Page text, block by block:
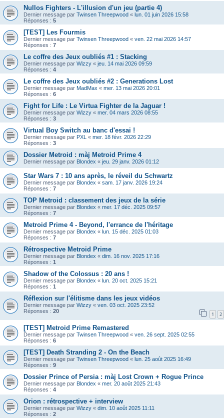
Nullos Fighters - L'illusion d'un jeu (partie 4)
Dernier message par Twinsen Threepwood « lun. 01 juin 2026 15:58
Réponses : 5
[TEST] Les Fourmis
Dernier message par Twinsen Threepwood « ven. 22 mai 2026 14:57
Réponses : 7
Le coffre des Jeux oubliés #1 : Stacking
Dernier message par Wizzy « jeu. 14 mai 2026 09:59
Réponses : 4
Le coffre des Jeux oubliés #2 : Generations Lost
Dernier message par MadMax « mer. 13 mai 2026 20:01
Réponses : 6
Fight for Life : Le Virtua Fighter de la Jaguar !
Dernier message par Wizzy « mer. 04 mars 2026 08:55
Réponses : 3
Virtual Boy Switch au banc d'essai !
Dernier message par PXL « mer. 18 févr. 2026 22:29
Réponses : 3
Dossier Metroid : màj Metroid Prime 4
Dernier message par Blondex « jeu. 29 janv. 2026 01:12
Star Wars 7 : 10 ans après, le réveil du Schwartz
Dernier message par Blondex « sam. 17 janv. 2026 19:24
Réponses : 7
TOP Metroid : classement des jeux de la série
Dernier message par Blondex « mer. 17 déc. 2025 09:57
Réponses : 7
Metroid Prime 4 - Beyond, l'errance de l'héritage
Dernier message par Blondex « lun. 15 déc. 2025 01:03
Réponses : 7
Rétrospective Metroid Prime
Dernier message par Blondex « dim. 16 nov. 2025 17:16
Réponses : 1
Shadow of the Colossus : 20 ans !
Dernier message par Blondex « lun. 20 oct. 2025 15:21
Réponses : 1
Réflexion sur l'élitisme dans les jeux vidéos
Dernier message par Wizzy « ven. 03 oct. 2025 23:52
Réponses : 20 1 2
[TEST] Metroid Prime Remastered
Dernier message par Twinsen Threepwood « ven. 26 sept. 2025 02:55
Réponses : 6
[TEST] Death Stranding 2 - On the Beach
Dernier message par Twinsen Threepwood « lun. 25 août 2025 16:49
Réponses : 9
Dossier Prince of Persia : màj Lost Crown + Rogue Prince
Dernier message par Blondex « mer. 20 août 2025 21:43
Réponses : 4
Orion : rétrospective + interview
Dernier message par Wizzy « dim. 10 août 2025 11:11
Réponses : 2